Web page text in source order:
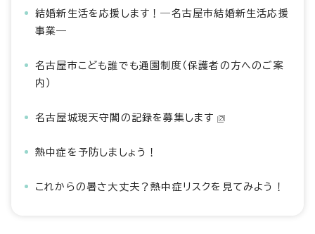
結婚新生活を応援します！―名古屋市結婚新生活応援
事業―
名古屋市こども誰でも通園制度（保護者の方へのご案
内）
名古屋城現天守閣の記録を募集します
熱中症を予防しましょう！
これからの暑さ大丈夫？熱中症リスクを見てみよう！